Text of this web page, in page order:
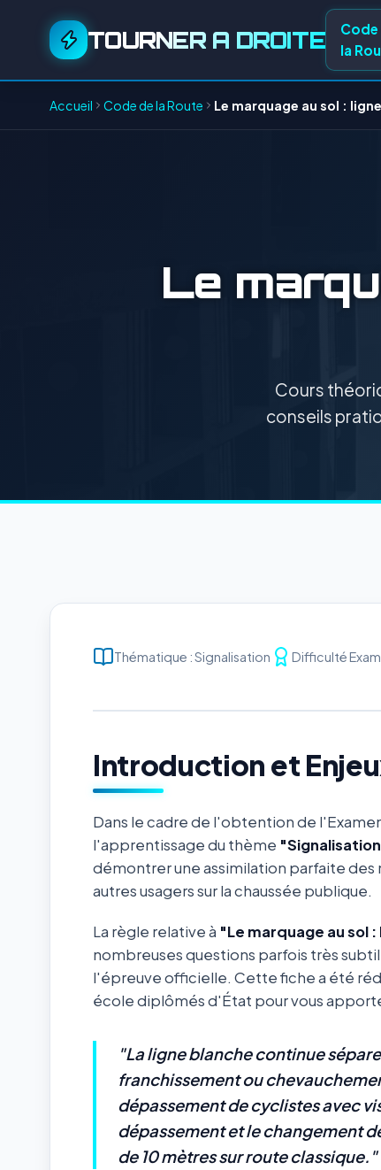
TOURNER A DROITE
Code
la
Accueil Code de la Route Le marquage au sol :
Le
Cours
conseils
Thématique : Signalisation Difficulté
Introduction et
Dans le cadre de l'obtention de
l'apprentissage du thème
démontrer une assimilation parfaite
autres usagers sur la chaussée publique.
La règle relative à "Le marquage au sol
nombreuses questions parfois très
l'épreuve officielle. Cette fiche a été
école diplômés d'État pour vous
"La ligne blanche continue
franchissement ou
dépassement de cyclistes avec
dépassement et le changement
de 10 mètres sur route classique."